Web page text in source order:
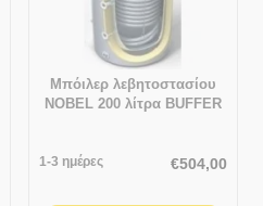
Μπόιλερ λεβητοστασίου
NOBEL 200 λίτρα BUFFER
1-3 ημέρες €504,00